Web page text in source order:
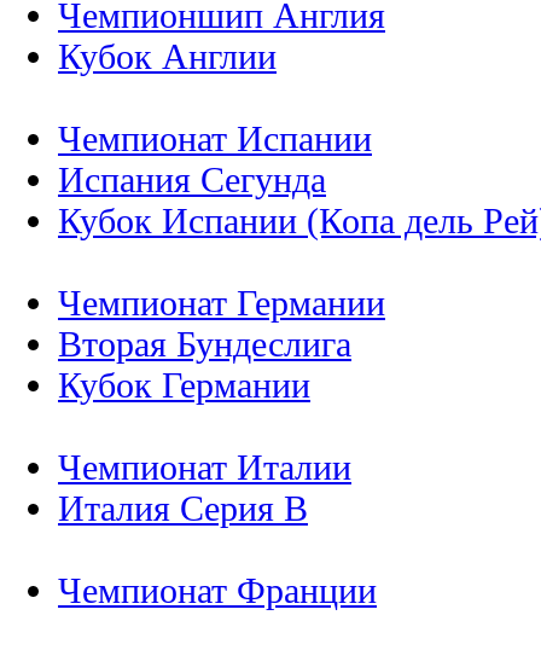
Чемпионшип Англия
Кубок Англии
Чемпионат Испании
Испания Сегунда
Кубок Испании (Копа дель
Чемпионат Германии
Вторая Бундеслига
Кубок Германии
Чемпионат Италии
Италия Серия B
Чемпионат Франции